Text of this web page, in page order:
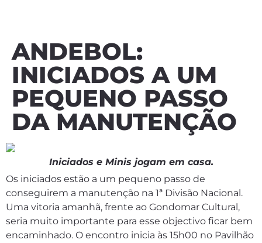
ANDEBOL:
INICIADOS A UM
PEQUENO PASSO
DA MANUTENÇÃO
Iniciados e Minis jogam em casa.
Os iniciados estão a um pequeno passo de
conseguirem a manutenção na 1ª Divisão Nacional.
Uma vitoria amanhã, frente ao Gondomar Cultural,
seria muito importante para esse objectivo ficar bem
encaminhado. O encontro inicia às 15h00 no Pavilhão